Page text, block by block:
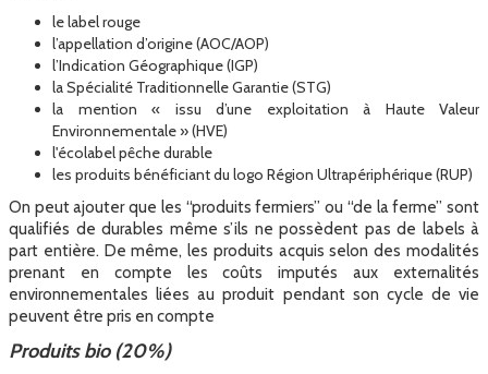
le label rouge
l’appellation d’origine (AOC/AOP)
l’Indication Géographique (IGP)
la Spécialité Traditionnelle Garantie (STG)
la mention « issu d’une exploitation à Haute Valeur
Environnementale » (HVE)
l'écolabel pêche durable
les produits bénéficiant du logo Région Ultrapériphérique (RUP)
On peut ajouter que les “produits fermiers” ou “de la ferme” sont
qualifiés de durables même s’ils ne possèdent pas de labels à
part entière. De même, les produits acquis selon des modalités
prenant en compte les coûts imputés aux externalités
environnementales liées au produit pendant son cycle de vie
peuvent être pris en compte
Produits bio (20%)